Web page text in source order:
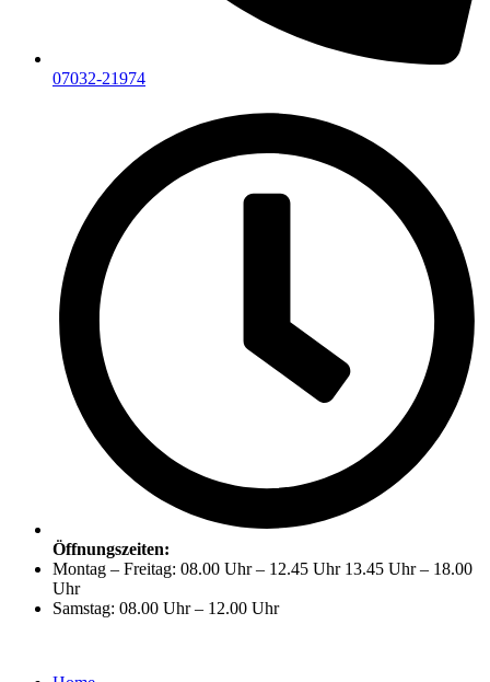
07032-21974
Öffnungszeiten:
Montag – Freitag: 08.00 Uhr – 12.45 Uhr 13.45 Uhr – 18.00
Uhr
Samstag: 08.00 Uhr – 12.00 Uhr